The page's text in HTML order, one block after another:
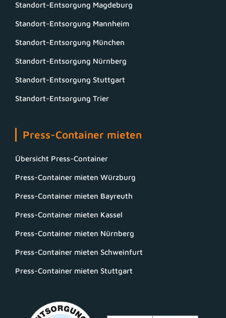
Standort-Entsorgung Magdeburg
Standort-Entsorgung Mannheim
Standort-Entsorgung München
Standort-Entsorgung Nürnberg
Standort-Entsorgung Stuttgart
Standort-Entsorgung Trier
Press-Container mieten
Übersicht Press-Container
Press-Container mieten Würzburg
Press-Container mieten Bayreuth
Press-Container mieten Kassel
Press-Container mieten Nürnberg
Press-Container mieten Schweinfurt
Press-Container mieten Stuttgart